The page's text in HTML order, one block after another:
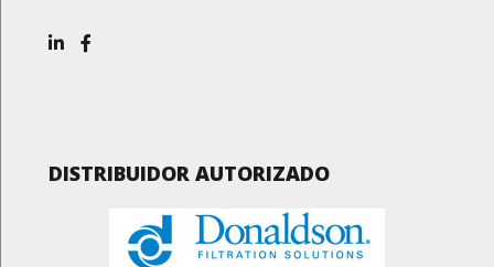
DISTRIBUIDOR AUTORIZADO